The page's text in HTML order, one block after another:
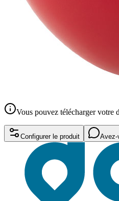
Vous pouvez télécharger votre
Configurer le produit Avez-